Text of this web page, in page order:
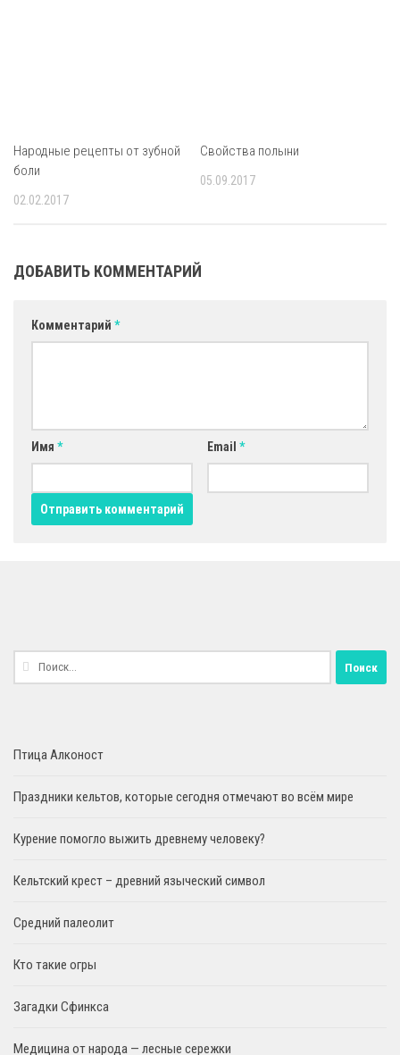
Народные рецепты от зубной
боли
02.02.2017
Свойства полыни
05.09.2017
ДОБАВИТЬ КОММЕНТАРИЙ
Комментарий *
Имя * Email *
Найти:
Птица Алконост
Праздники кельтов, которые сегодня отмечают во всём мире
Курение помогло выжить древнему человеку?
Кельтский крест – древний языческий символ
Средний палеолит
Кто такие огры
Загадки Сфинкса
Медицина от народа — лесные сережки